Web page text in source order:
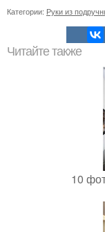
Категории: Руки из
Читайте также
10